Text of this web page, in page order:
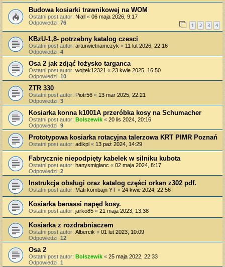
Budowa kosiarki trawnikowej na WOM
Ostatni post autor: Niall « 06 maja 2026, 9:17
Odpowiedzi: 76 1 2 3 4
KBzU-1,8- potrzebny katalog czesci
Ostatni post autor: arturwietnamczyk « 11 lut 2026, 22:16
Odpowiedzi: 4
Osa 2 jak zdjąć łożysko targanca
Ostatni post autor: wojtek12321 « 23 kwie 2025, 16:50
Odpowiedzi: 10
ZTR 330
Ostatni post autor: Piotr56 « 13 mar 2025, 22:21
Odpowiedzi: 3
Kosiarka konna k1001A przeróbka kosy na Schumacher
Ostatni post autor: Bolszewik « 20 lis 2024, 20:16
Odpowiedzi: 9
Prototypowa kosiarka rotacyjna talerzowa KRT PIMR Poznań
Ostatni post autor: adikpl « 13 paź 2024, 14:29
Fabrycznie niepodpięty kabelek w silniku kubota
Ostatni post autor: hanysmiglanc « 02 maja 2024, 8:17
Odpowiedzi: 2
Instrukcja obsługi oraz katalog części orkan z302 pdf.
Ostatni post autor: Mati kombajn YT « 24 kwie 2024, 22:56
Kosiarka benassi napęd kosy.
Ostatni post autor: jarko85 « 21 maja 2023, 13:38
Kosiarka z rozdrabniaczem
Ostatni post autor: Albercik « 01 lut 2023, 10:09
Odpowiedzi: 12
Osa 2
Ostatni post autor: Bolszewik « 25 maja 2022, 22:33
Odpowiedzi: 1